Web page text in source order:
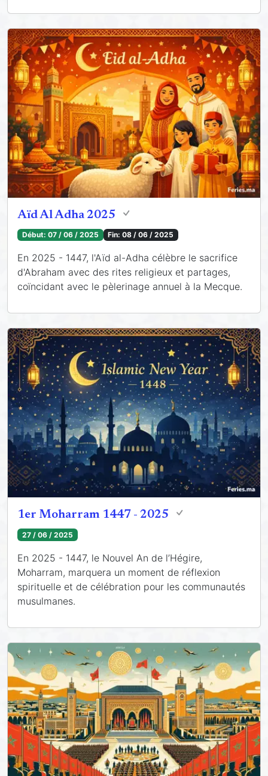
Aïd Al Adha 2025
Début: 07 / 06 / 2025 Fin:08 / 06 / 2025
En 2025 - 1447, l'Aïd al-Adha célèbre le sacrifice
d'Abraham avec des rites religieux et partages,
coïncidant avec le pèlerinage annuel à la Mecque.
1er Moharram 1447 - 2025
27 / 06 / 2025
En 2025 - 1447, le Nouvel An de l’Hégire,
Moharram, marquera un moment de réflexion
spirituelle et de célébration pour les communautés
musulmanes.